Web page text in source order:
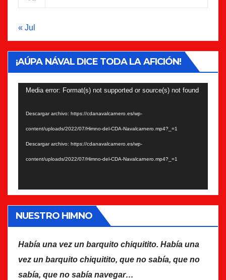
« Jul
¡AÚPA NÁVAL DICE TODA LA AFICIÓN!
Reproductor
Media error: Format(s) not supported or source(s) not found
Descargar archivo: https://cdanavalcarnero.es/wp-
content/uploads/2022/07/Himno-del-CDA-Navalcarnero.mp4?_=1
Descargar archivo: https://cdanavalcarnero.es/wp-
content/uploads/2022/07/Himno-del-CDA-Navalcarnero.mp4?_=1
NUESTRO HIMNO
Había una vez un barquito chiquitito. Había una
vez un barquito chiquitito, que no sabía, que no
sabía, que no sabía navegar…